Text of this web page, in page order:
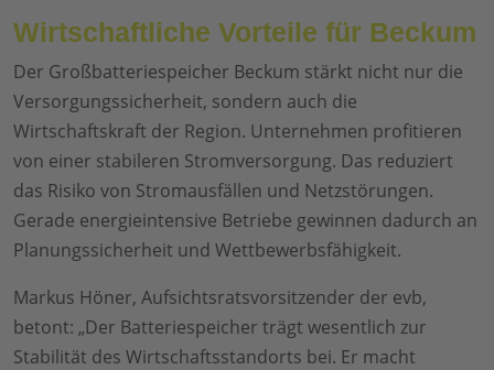
Wirtschaftliche Vorteile für Beckum
Der Großbatteriespeicher Beckum stärkt nicht nur die
Versorgungssicherheit, sondern auch die
Wirtschaftskraft der Region. Unternehmen profitieren
von einer stabileren Stromversorgung. Das reduziert
das Risiko von Stromausfällen und Netzstörungen.
Gerade energieintensive Betriebe gewinnen dadurch an
Planungssicherheit und Wettbewerbsfähigkeit.
Markus Höner, Aufsichtsratsvorsitzender der evb,
betont: „Der Batteriespeicher trägt wesentlich zur
Stabilität des Wirtschaftsstandorts bei. Er macht